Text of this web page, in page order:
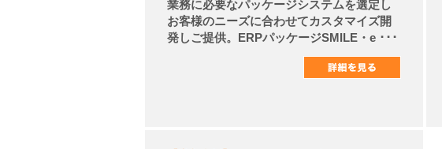
業務に必要なパッケージシステムを選定し
お客様のニーズに合わせてカスタマイズ開
発しご提供。ERPパッケージSMILE・e ･･･